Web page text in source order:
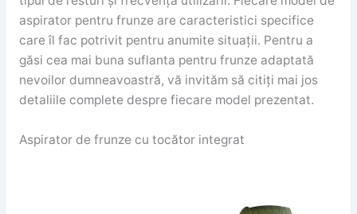
aspirator pentru frunze are caracteristici specifice
care îl fac potrivit pentru anumite situații. Pentru a
găsi cea mai buna suflanta pentru frunze adaptată
nevoilor dumneavoastră, vă invităm să citiți mai jos
detaliile complete despre fiecare model prezentat.
Aspirator de frunze cu tocător integrat